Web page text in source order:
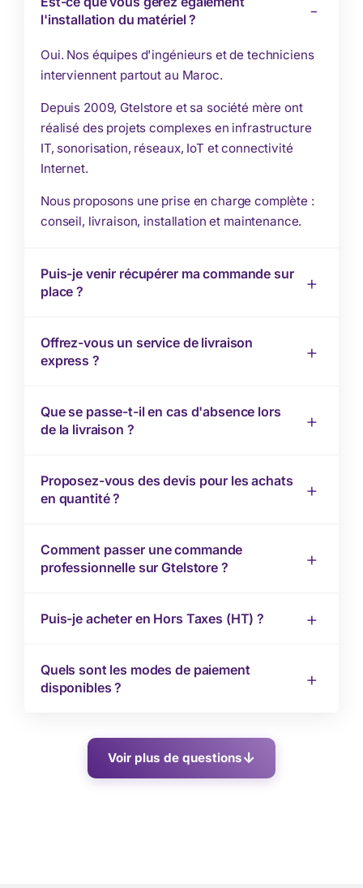
l'installation du matériel ?
Oui. Nos équipes d'ingénieurs et de techniciens
interviennent partout au Maroc.
Depuis 2009, Gtelstore et sa société mère ont
réalisé des projets complexes en infrastructure
IT, sonorisation, réseaux, IoT et connectivité
Internet.
Nous proposons une prise en charge complète :
conseil, livraison, installation et maintenance.
Puis-je venir récupérer ma commande sur
place ?
Offrez-vous un service de livraison
express ?
Que se passe-t-il en cas d'absence lors
de la livraison ?
Proposez-vous des devis pour les achats
en quantité ?
Comment passer une commande
professionnelle sur Gtelstore ?
Puis-je acheter en Hors Taxes (HT) ?
Quels sont les modes de paiement
disponibles ?
Voir plus de questions